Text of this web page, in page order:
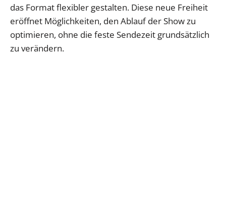
das Format flexibler gestalten. Diese neue Freiheit
eröffnet Möglichkeiten, den Ablauf der Show zu
optimieren, ohne die feste Sendezeit grundsätzlich
zu verändern.